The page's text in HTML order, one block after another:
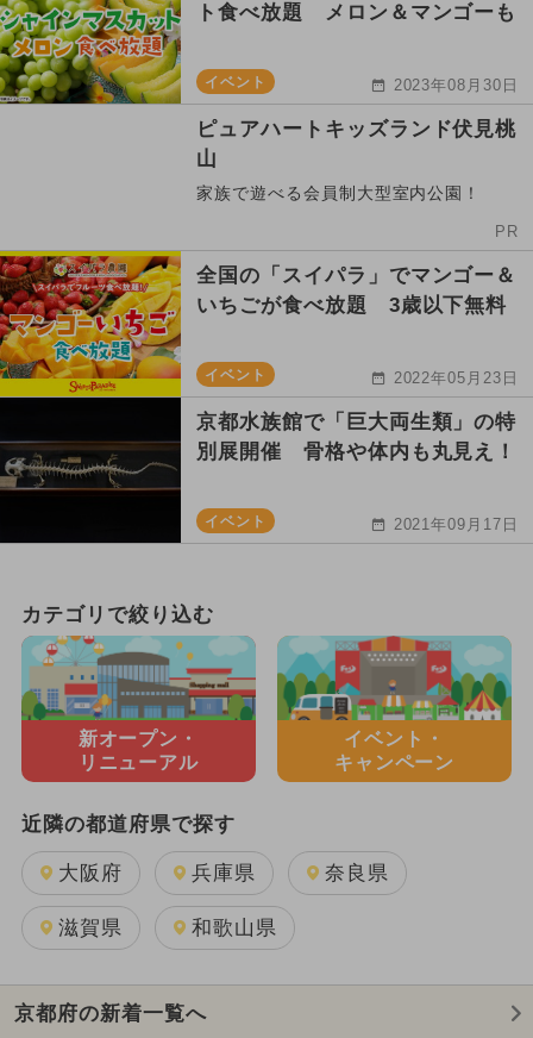
ト食べ放題 メロン＆マンゴーも
イベント 2023年08月30日
ピュアハートキッズランド伏見桃
山
家族で遊べる会員制大型室内公園！
PR
全国の「スイパラ」でマンゴー＆
いちごが食べ放題 3歳以下無料
イベント 2022年05月23日
京都水族館で「巨大両生類」の特
別展開催 骨格や体内も丸見え！
イベント 2021年09月17日
カテゴリで絞り込む
新オープン・
リニューアル
イベント・
キャンペーン
近隣の都道府県で探す
大阪府 兵庫県 奈良県
滋賀県 和歌山県
京都府の新着一覧へ